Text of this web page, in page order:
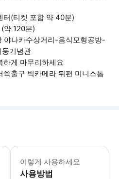
터(티켓 포함 약 40분)
약 120분)
나카수상거리-음식모형공방-
기념관
하게 마무리하세요
출구 빅카메라 뒤편 미니스톱
지정하신 날짜에만 유효합니다. 본 투
이렇게 사용하세요
사용방법